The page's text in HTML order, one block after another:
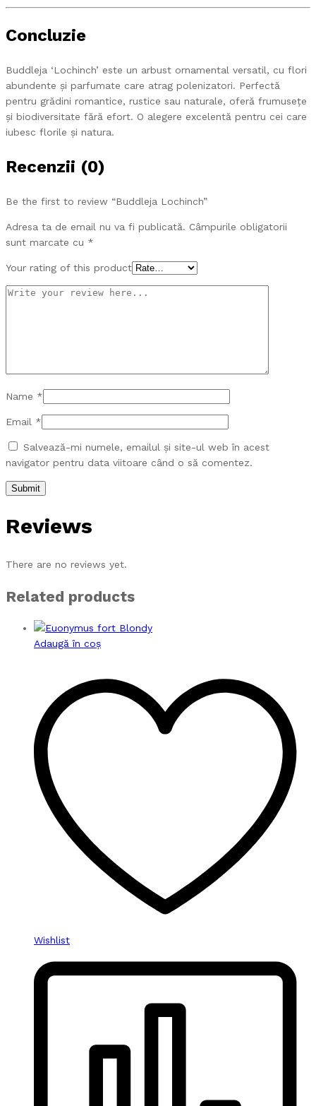
Concluzie
Buddleja ‘Lochinch’ este un arbust ornamental versatil, cu flori
abundente și parfumate care atrag polenizatori. Perfectă
pentru grădini romantice, rustice sau naturale, oferă frumusețe
și biodiversitate fără efort. O alegere excelentă pentru cei care
iubesc florile și natura.
Recenzii (0)
Be the first to review “Buddleja Lochinch”
Adresa ta de email nu va fi publicată. Câmpurile obligatorii
sunt marcate cu *
Your rating of this product
Name *
Email *
Salvează-mi numele, emailul și site-ul web în acest
navigator pentru data viitoare când o să comentez.
Reviews
There are no reviews yet.
Related products
Adaugă în coș
Wishlist